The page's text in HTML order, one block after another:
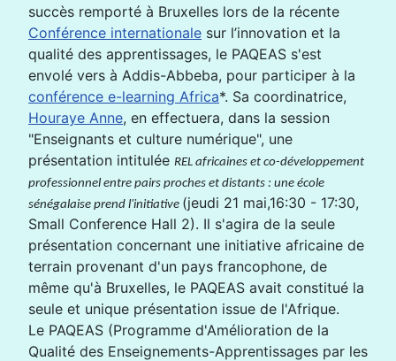
succès remporté à Bruxelles lors de la récente
Conférence internationale sur l’innovation et la
qualité des apprentissages, le PAQEAS s'est
envolé vers à Addis-Abbeba, pour participer à la
conférence e-learning Africa*. Sa coordinatrice,
Houraye Anne, en effectuera, dans la session
"Enseignants et culture numérique", une
présentation intitulée REL africaines et co-développement
professionnel entre pairs proches et distants : une école
sénégalaise prend l'initiative (jeudi 21 mai,16:30 - 17:30,
Small Conference Hall 2). Il s'agira de la seule
présentation concernant une initiative africaine de
terrain provenant d'un pays francophone, de
même qu'à Bruxelles, le PAQEAS avait constitué la
seule et unique présentation issue de l'Afrique.
Le PAQEAS (Programme d'Amélioration de la
Qualité des Enseignements-Apprentissages par les